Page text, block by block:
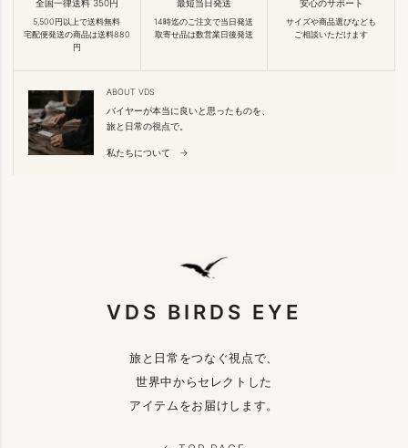
全国一律送料 350円
5,500円以上で送料無料
宅配便発送の商品は送料880
円
最短当日発送
14時迄のご注文で当日発送
取寄せ品は数営業日後発送
安心のサポート
サイズや商品選びなども
ご相談いただけます
ABOUT VDS
バイヤーが本当に良いと思ったものを、
旅と日常の視点で。
私たちについて →
VDS BIRDS EYE
旅と日常をつなぐ視点で、
世界中からセレクトした
アイテムをお届けします。